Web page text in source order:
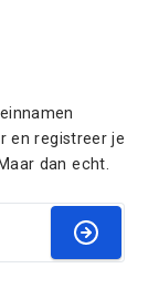
en registreer je
dan echt.